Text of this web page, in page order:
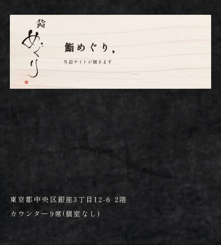
鮨めぐり
外部サイトが開きます
東京都中央区銀座3丁目12-6 2階
カウンター9席(個室なし)